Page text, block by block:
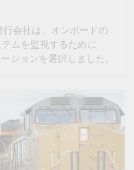
行会社は、オンボードの
ムを監視するために
ションを選択しました。